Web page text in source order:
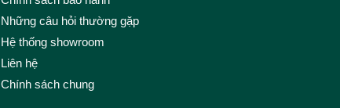
Những câu hỏi thường gặp
Hệ thống showroom
Liên hệ
Chính sách chung